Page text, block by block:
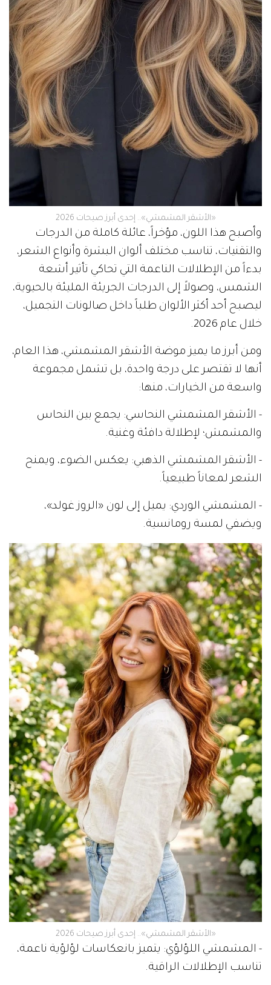
«الأشقر المشمشي».. إحدى أبرز صيحات 2026
وأصبح هذا اللون، مؤخراً، عائلة كاملة من الدرجات
والتقنيات، تناسب مختلف ألوان البشرة وأنواع الشعر،
بدءاً من الإطلالات الناعمة التي تحاكي تأثير أشعة
الشمس، وصولاً إلى الدرجات الجريئة المليئة بالحيوية،
ليصبح أحد أكثر الألوان طلباً داخل صالونات التجميل،
خلال عام 2026.
ومن أبرز ما يميز موضة الأشقر المشمشي، هذا العام،
أنها لا تقتصر على درجة واحدة، بل تشمل مجموعة
واسعة من الخيارات، منها:
- الأشقر المشمشي النحاسي: يجمع بين النحاس
والمشمش؛ لإطلالة دافئة وغنية.
- الأشقر المشمشي الذهبي: يعكس الضوء، ويمنح
الشعر لمعاناً طبيعياً.
- المشمشي الوردي: يميل إلى لون «الروز غولد»،
ويضفي لمسة رومانسية.
«الأشقر المشمشي».. إحدى أبرز صيحات 2026
- المشمشي اللؤلؤي: يتميز بانعكاسات لؤلؤية ناعمة،
تناسب الإطلالات الراقية.